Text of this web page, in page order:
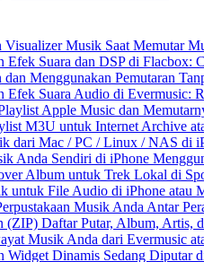
Visualizer Musik Saat Memutar
Efek Suara dan DSP di Flacbox:
Menggunakan Pemutaran
Efek Suara Audio di Evermusic:
Apple Music dan
M3U untuk Internet Archive
dari Mac / PC / Linux / NAS di
Anda Sendiri di iPhone
Album untuk Trek Lokal di
untuk File Audio di iPhone atau
Musik Anda Antar
(ZIP) Daftar Putar, Album, Artis,
Musik Anda dari Evermusic
Widget Dinamis Sedang Diputar